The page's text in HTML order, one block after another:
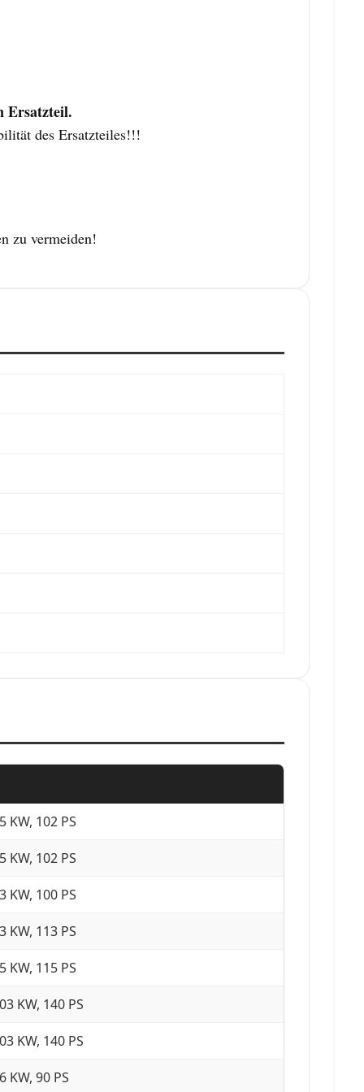
Ersatzteil.
des Ersatzteiles!!!
zu vermeiden!
KW, 102 PS
KW, 102 PS
KW, 100 PS
KW, 113 PS
KW, 115 PS
KW, 140 PS
KW, 140 PS
KW, 90 PS